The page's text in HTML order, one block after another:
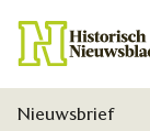
Nieuwsbrief